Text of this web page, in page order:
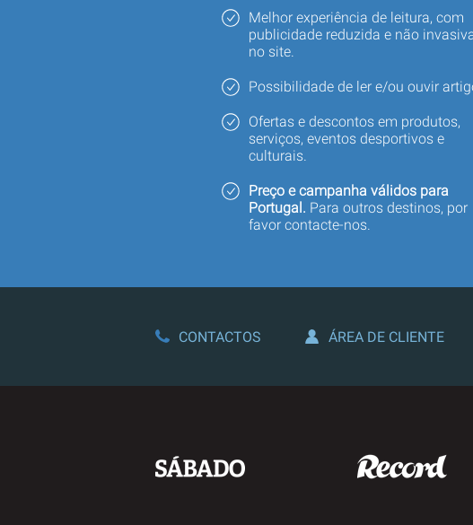
Melhor experiência de leitura, com
publicidade reduzida e não
no site.
Possibilidade de ler e/ou ouvir
Ofertas e descontos em produtos,
serviços, eventos desportivos e
culturais.
Preço e campanha válidos para
Portugal. Para outros destinos, por
favor contacte-nos.
CONTACTOS ÁREA DE CLIENTE